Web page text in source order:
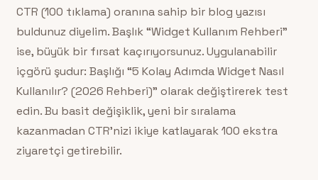
CTR (100 tıklama) oranına sahip bir blog yazısı
buldunuz diyelim. Başlık “Widget Kullanım Rehberi”
ise, büyük bir fırsat kaçırıyorsunuz. Uygulanabilir
içgörü şudur: Başlığı “5 Kolay Adımda Widget Nasıl
Kullanılır? (2026 Rehberi)” olarak değiştirerek test
edin. Bu basit değişiklik, yeni bir sıralama
kazanmadan CTR’nizi ikiye katlayarak 100 ekstra
ziyaretçi getirebilir.